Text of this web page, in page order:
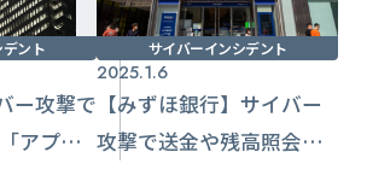
ント
ー攻撃で
アプリ
サイバーインシデント
2025.1.6
【みずほ銀行】サイバー
攻撃で送金や残高照会な